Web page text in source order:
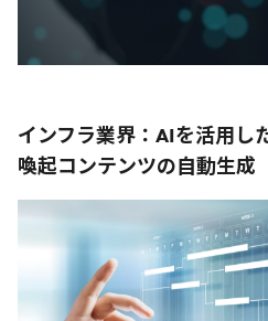
インフラ業界：AIを活用し
喚起コンテンツの自動生成